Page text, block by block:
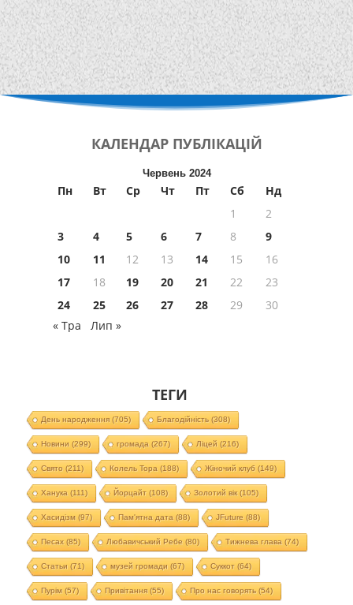
КАЛЕНДАР ПУБЛІКАЦІЙ
Червень 2024
Пн Вт Ср Чт Пт Сб
Нд
1
2
3
4 5 6 7 8
9
10
11 12 13 14 15
16
17
18 19 20 21 22
23
24
25 26 27 28 29
30
« Тра
Лип »
ТЕГИ
День народження(705) Благодійність (308)
Новини (299) громада (267) Ліцей (216)
Свято (211) Колель Тора (188) Жіночий клуб (149)
Ханука (111) Йорцайт (108) Золотий вік(105)
Хасидізм (97) Пам'ятна дата (88) JFuture (88)
Песах(85) Любавичський Ребе (80) Тижнева глава (74)
Статьи (71) музей громади (67) Суккот (64)
Пурім (57) Привітання(55) Про нас говорять (54)